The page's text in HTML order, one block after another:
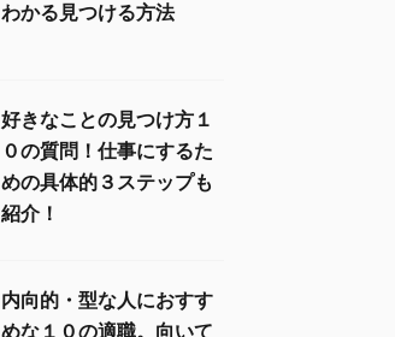
わかる見つける方法
好きなことの見つけ方１
０の質問！仕事にするた
めの具体的３ステップも
紹介！
内向的・型な人におすす
めな１０の適職。向いて